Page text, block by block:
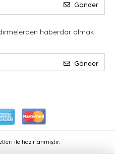
Gönder
haberdar olmak
Gönder
ile hazırlanmıştır.